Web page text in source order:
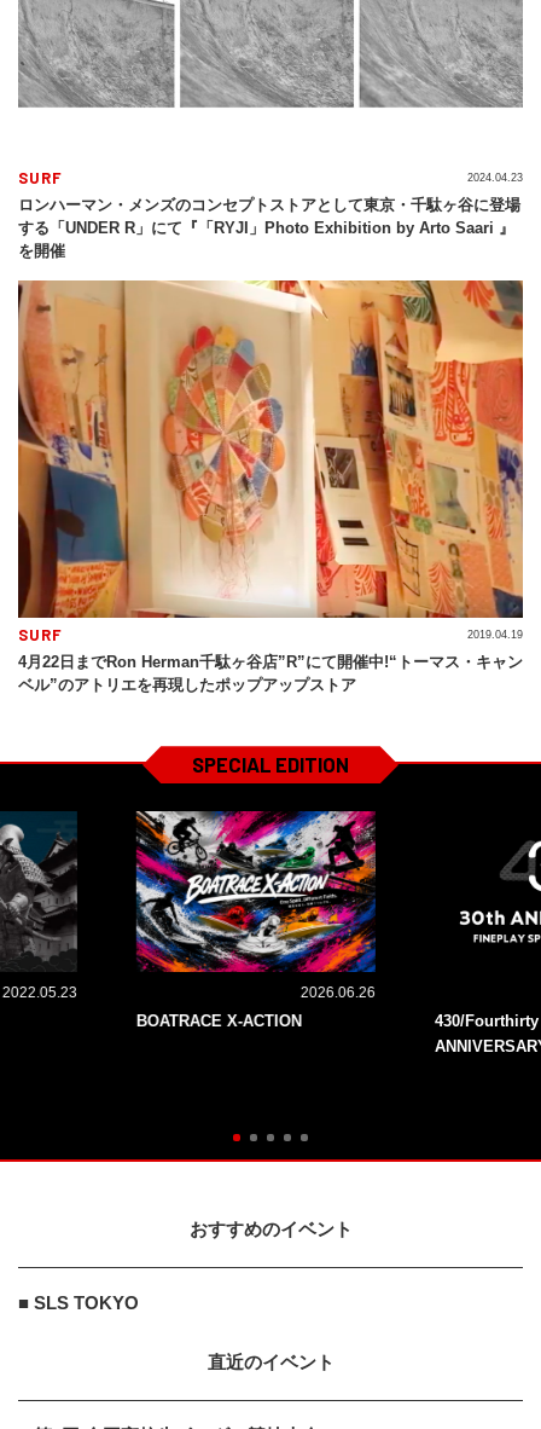
SURF
ロンハーマン・メンズのコンセプトストアとして東京・千駄ヶ谷に登場
する「UNDER R」にて『「RYJI」Photo Exhibition by Arto Saari 』
を開催
2024.04.23
SURF
4月22日までRon Herman千駄ヶ谷店”R”にて開催中!“トーマス・キャン
ベル”のアトリエを再現したポップアップストア
2019.04.19
SPECIAL EDITION
2022.05.23 2026.06.26
BOATRACE X-ACTION
430/
おすすめのイベント
■ SLS TOKYO
直近のイベント